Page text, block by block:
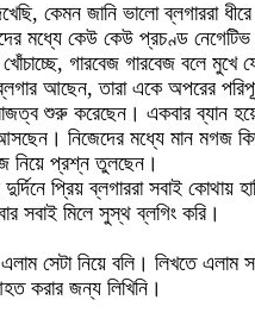
কেমন জানি ভালো ব্লগাররা ধীরে
মধ্যে কেউ কেউ প্রচণ্ড নেগেটিভ
গারবেজ গারবেজ বলে
আছেন, তারা একে অপরের
শুরু করেছেন। একবার ব্যান
আসছেন। নিজেদের মধ্যে মান মগজ
নিয়ে প্রশ্ন তুলছেন।
প্রিয় ব্লগাররা সবাই কোথায়
সবাই মিলে সুস্থ ব্লগিং করি।
সেটা নিয়ে বলি। লিখতে এলাম
করার জন্য লিখিনি।